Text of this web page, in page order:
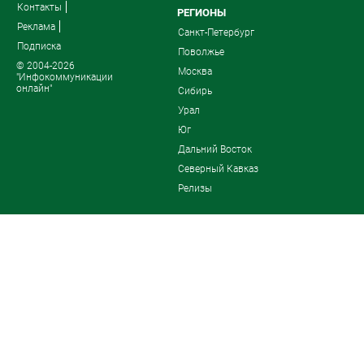
Контакты
Реклама
Подписка
© 2004-2026
"Инфокоммуникации
онлайн"
РЕГИОНЫ
Санкт-Петербург
Поволжье
Москва
Сибирь
Урал
Юг
Дальний Восток
Северный Кавказ
Релизы